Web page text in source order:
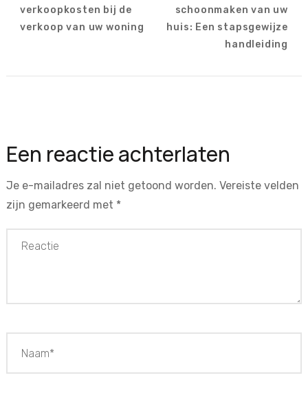
verkoopkosten bij de
verkoop van uw woning
schoonmaken van uw
huis: Een stapsgewijze
handleiding
Een reactie achterlaten
Je e-mailadres zal niet getoond worden. Vereiste velden
zijn gemarkeerd met *